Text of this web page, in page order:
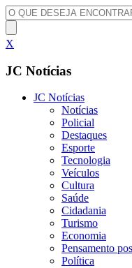
X
JC Notícias
JC Notícias
Notícias
Policial
Destaques
Esporte
Tecnologia
Veículos
Cultura
Saúde
Cidadania
Turismo
Economia
Pensamento
Política